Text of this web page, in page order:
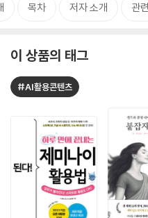
목차 저자 소개 관
이 상품의 태그
#AI활용콘텐츠